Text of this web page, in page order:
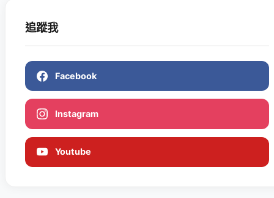
追蹤我
Facebook
Instagram
Youtube